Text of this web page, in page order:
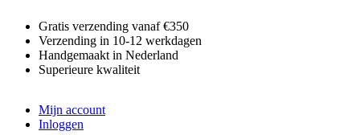
Gratis verzending vanaf €350
Verzending in 10-12 werkdagen
Handgemaakt in Nederland
Superieure kwaliteit
Mijn account
Inloggen